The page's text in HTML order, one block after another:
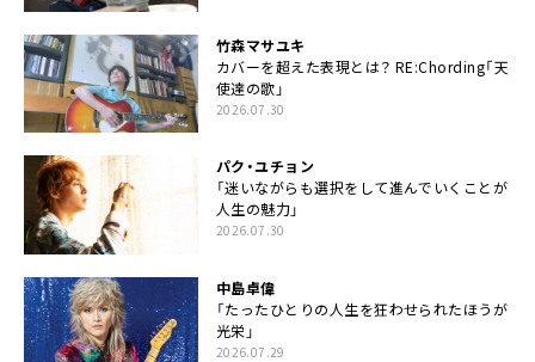
竹森マサユキ
カバーを超えた表現とは？ RE:Chording「天
使達の歌」
2026.07.30
パク・ユチョン
「迷いながらも選択をして進んでいくことが
人生の魅力」
2026.07.30
中島卓偉
「たったひとりの人生を狂わせられたほうが
光栄」
2026.07.29